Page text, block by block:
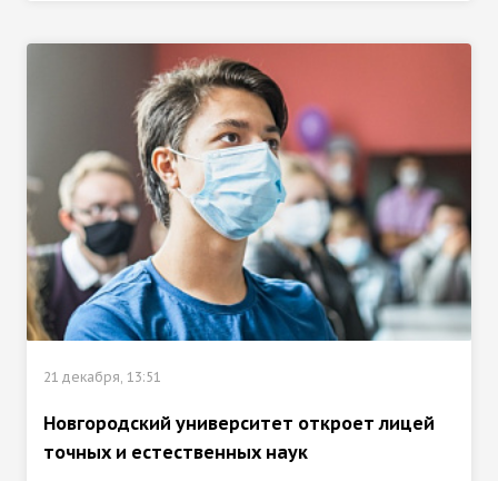
21 декабря, 13:51
Новгородский университет откроет лицей
точных и естественных наук